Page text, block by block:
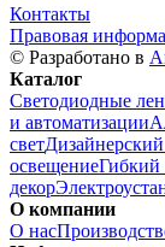
Контакты
Правовая
© Разработано в
Каталог
Светодиодные
и автоматизации
светДизайнерский
освещениеГибкий
декор
О компании
О нас